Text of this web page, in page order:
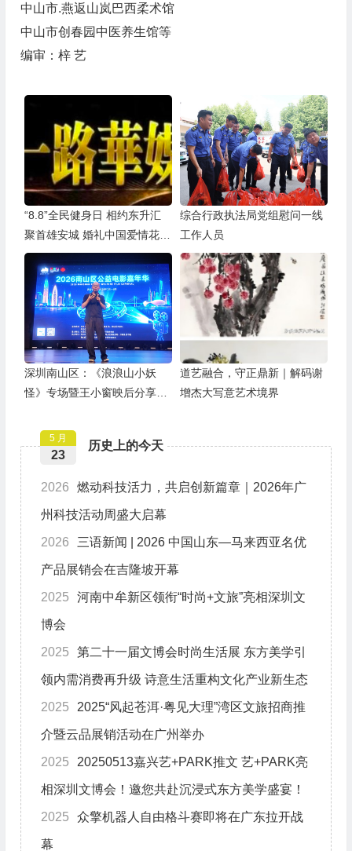
中山市.燕返山岚巴西柔术馆
中山市创春园中医养生馆等
编审：梓 艺
“8.8”全民健身日 相约东升汇
聚首雄安城 婚礼中国爱情花开
全球
综合行政执法局党组慰问一线
工作人员
深圳南山区：《浪浪山小妖
怪》专场暨王小窗映后分享会
道艺融合，守正鼎新｜解码谢
增杰大写意艺术境界
历史上的今天
5 月
23
2026 燃动科技活力，共启创新篇章｜2026年广
州科技活动周盛大启幕
2026 三语新闻 | 2026 中国山东—马来西亚名优
产品展销会在吉隆坡开幕
2025 河南中牟新区领衔“时尚+文旅”亮相深圳文
博会
2025 第二十一届文博会时尚生活展 东方美学引
领内需消费再升级 诗意生活重构文化产业新生态
2025 2025“风起苍洱·粤见大理”湾区文旅招商推
介暨云品展销活动在广州举办
2025 20250513嘉兴艺+PARK推文 艺+PARK亮
相深圳文博会！邀您共赴沉浸式东方美学盛宴！
2025 众擎机器人自由格斗赛即将在广东拉开战
幕